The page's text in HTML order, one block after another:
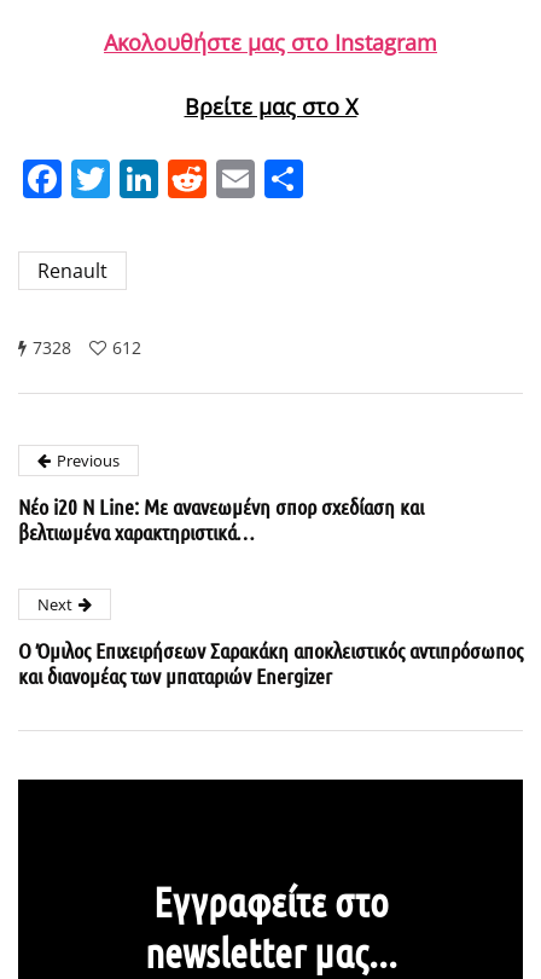
Ακολουθήστε μας στο Instagram
Βρείτε μας στο X
Facebook
Twitter
LinkedIn
Reddit
Email
Renault
7328 612
Previous
Νέο i20 N Line: Με ανανεωμένη σπορ σχεδίαση και
βελτιωμένα χαρακτηριστικά…
Next
Ο Όμιλος Επιχειρήσεων Σαρακάκη αποκλειστικός αντιπρόσωπος
και διανομέας των μπαταριών Energizer
Εγγραφείτε στο
newsletter μας...